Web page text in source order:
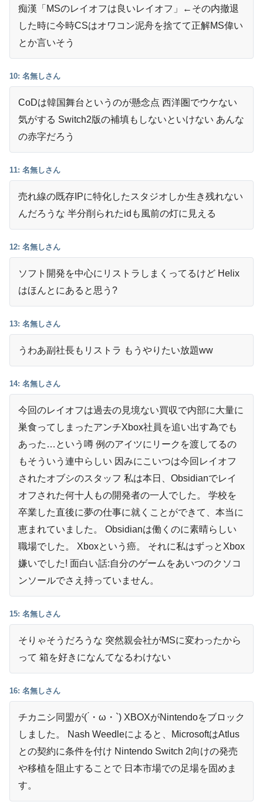
痴漢「MSのレイオフは良いレイオフ」←その内撤退
した時に今時CSはオワコン泥舟を捨てて正解MS偉い
とか言いそう
10: 名無しさん
CoDは韓国舞台というのが懸念点 西洋圏でウケない
気がする Switch2版の補填もしないといけない あんな
の赤字だろう
11: 名無しさん
売れ線の既存IPに特化したスタジオしか生き残れない
んだろうな 半分削られたidも風前の灯に見える
12: 名無しさん
ソフト開発を中心にリストラしまくってるけど Helix
はほんとにあると思う?
13: 名無しさん
うわあ副社長もリストラ もうやりたい放題ww
14: 名無しさん
今回のレイオフは過去の見境ない買収で内部に大量に
巣食ってしまったアンチXbox社員を追い出す為でも
あった…という噂 例のアイツにリークを渡してるの
もそういう連中らしい 因みにこいつは今回レイオフ
されたオブシのスタッフ 私は本日、Obsidianでレイ
オフされた何十人もの開発者の一人でした。 学校を
卒業した直後に夢の仕事に就くことができて、本当に
恵まれていました。 Obsidianは働くのに素晴らしい
職場でした。 Xboxという癌。 それに私はずっとXbox
嫌いでした! 面白い話:自分のゲームをあいつのクソコ
ンソールでさえ持っていません。
15: 名無しさん
そりゃそうだろうな 突然親会社がMSに変わったから
って 箱を好きになんてなるわけない
16: 名無しさん
チカニシ同盟が( ́・ω・`) XBOXがNintendoをブロック
しました。 Nash Weedleによると、MicrosoftはAtlus
との契約に条件を付け Nintendo Switch 2向けの発売
や移植を阻止することで 日本市場での足場を固めま
す。